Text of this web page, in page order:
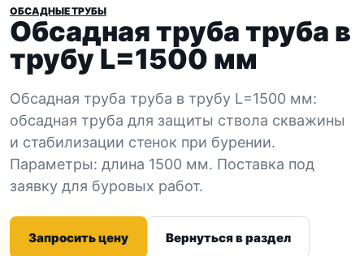
ОБСАДНЫЕ ТРУБЫ
Обсадная труба труба в
трубу L=1500 мм
Обсадная труба труба в трубу L=1500 мм:
обсадная труба для защиты ствола скважины
и стабилизации стенок при бурении.
Параметры: длина 1500 мм. Поставка под
заявку для буровых работ.
Запросить цену Вернуться в раздел